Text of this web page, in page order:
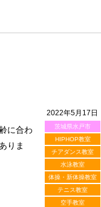
2022年5月17日
茨城県水戸市
HIPHOP教室
チアダンス教室
水泳教室
体操・新体操教室
テニス教室
空手教室
に合わ
りま